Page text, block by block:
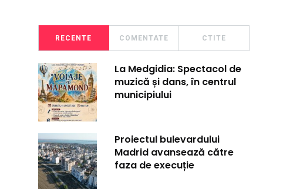
RECENTE COMENTATE CTITE
La Medgidia: Spectacol de
muzică și dans, în centrul
municipiului
Proiectul bulevardului
Madrid avansează către
faza de execuție